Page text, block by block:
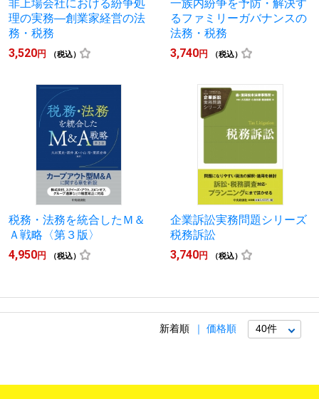
非上場会社における紛争処
理の実務―創業家経営の法
務・税務
3,520円 （税込）
一族内紛争を予防・解決す
るファミリーガバナンスの
法務・税務
3,740円 （税込）
税務・法務を統合したＭ＆
Ａ戦略〈第３版〉
4,950円 （税込）
企業訴訟実務問題シリーズ
税務訴訟
3,740円 （税込）
新着順 価格順